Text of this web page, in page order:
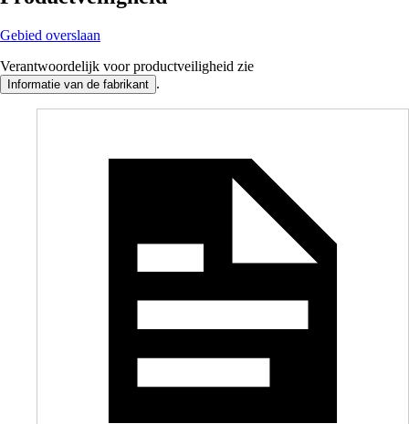
Gebied overslaan
Verantwoordelijk voor productveiligheid zie
Informatie van de fabrikant .